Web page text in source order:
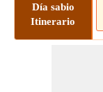
Día sabio
Itinerario